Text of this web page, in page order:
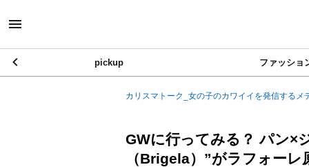
pickup ファッショ
カリスマトーク_女の子のカワイイを発信するメ
GWに行ってみる？ パン×
（Brigela）”がラフォーレ